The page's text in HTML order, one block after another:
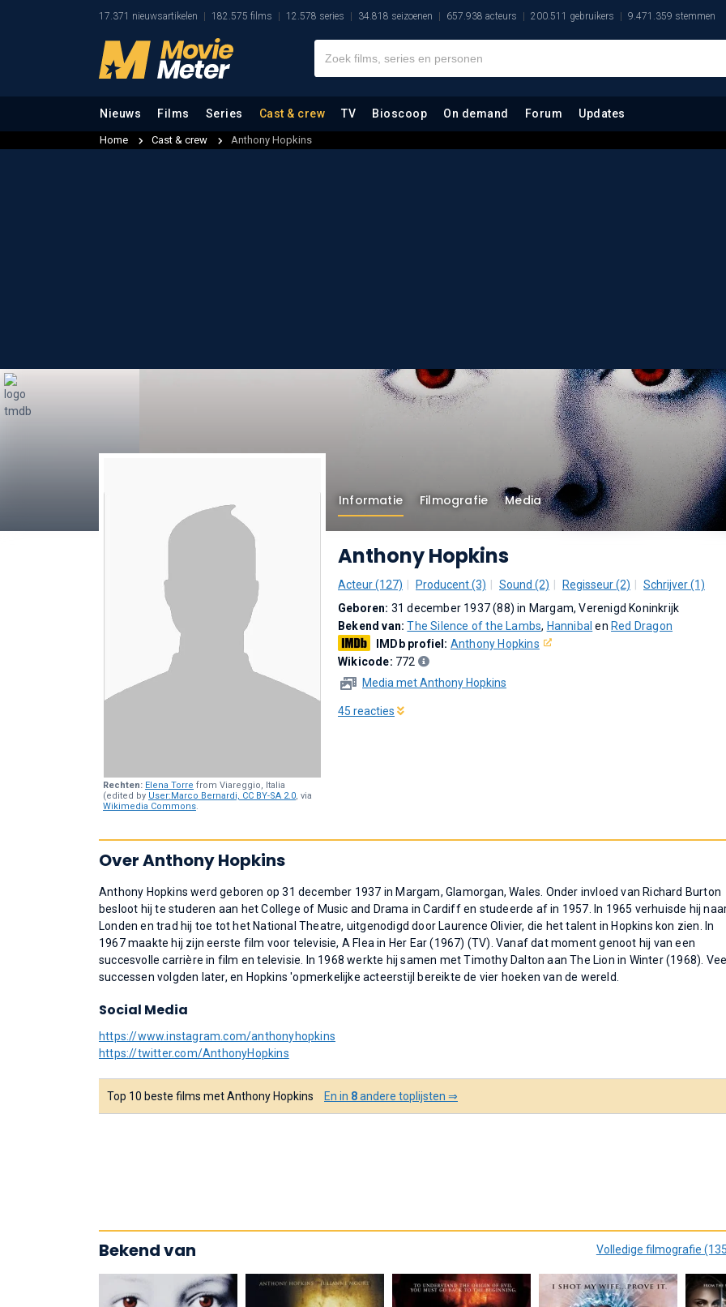
17.371 nieuwsartikelen 182.575 films 12.578 series 34.818 seizoenen 657.938 acteurs 200.511 gebruikers 9.471.359 stemmen
Nieuws Films Series Cast & crew TV Bioscoop On demand Forum Updates
Home Cast & crew Anthony Hopkins
Rechten: Elena Torre from Viareggio, Italia
(edited by User:Marco Bernardi, CC BY-SA 2.0, via
Wikimedia Commons.
Informatie Filmografie Media
Anthony Hopkins
Acteur (127) Producent (3) Sound (2) Regisseur (2)
Schrijver (1)
Geboren: 31 december 1937 (88) in Margam, Verenigd Koninkrijk
Bekend van:The Silence of the Lambs, Hannibal en Red Dragon
IMDb profiel: Anthony Hopkins
Wikicode: 772
Media met Anthony Hopkins
45 reacties
Over Anthony Hopkins
Anthony Hopkins werd geboren op 31 december 1937 in Margam, Glamorgan, Wales. Onder invloed van Richard Burton
besloot hij te studeren aan het College of Music and Drama in Cardiff en studeerde af in 1957. In 1965 verhuisde hij
Londen en trad hij toe tot het National Theatre, uitgenodigd door Laurence Olivier, die het talent in Hopkins kon zien. In
1967 maakte hij zijn eerste film voor televisie, A Flea in Her Ear (1967) (TV). Vanaf dat moment genoot hij van een
succesvolle carrière in film en televisie. In 1968 werkte hij samen met Timothy Dalton aan The Lion in Winter (1968).
successen volgden later, en Hopkins 'opmerkelijke acteerstijl bereikte de vier hoeken van de wereld.
Social Media
https://www.instagram.com/anthonyhopkins
https://twitter.com/AnthonyHopkins
Top 10 beste films met Anthony Hopkins En in 8andere toplijsten ⇒
Bekend van Volledige filmografie